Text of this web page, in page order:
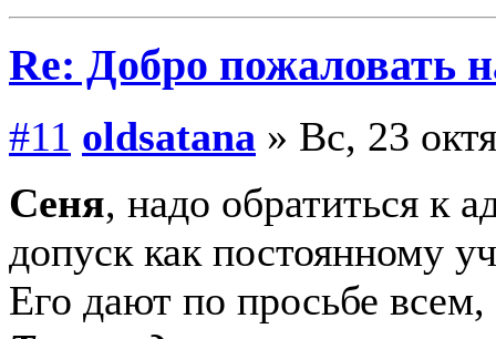
Re: Добро пожаловать
#11 oldsatana » Вс, 23
Сеня, надо обратиться к
допуск как постоянному
Его дают по просьбе